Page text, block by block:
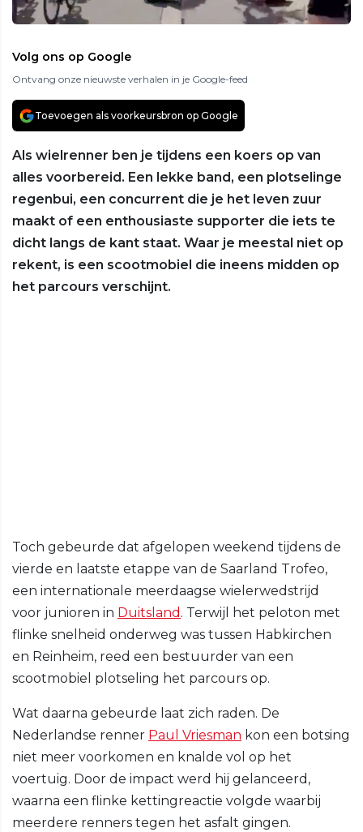
Volg ons op Google
Ontvang onze nieuwste verhalen in je Google-feed
Toevoegen als voorkeursbron op Google
Als wielrenner ben je tijdens een koers op van
alles voorbereid. Een lekke band, een plotselinge
regenbui, een concurrent die je het leven zuur
maakt of een enthousiaste supporter die iets te
dicht langs de kant staat. Waar je meestal niet op
rekent, is een scootmobiel die ineens midden op
het parcours verschijnt.
Toch gebeurde dat afgelopen weekend tijdens de
vierde en laatste etappe van de Saarland Trofeo,
een internationale meerdaagse wielerwedstrijd
voor junioren in Duitsland . Terwijl het peloton met
flinke snelheid onderweg was tussen Habkirchen
en Reinheim, reed een bestuurder van een
scootmobiel plotseling het parcours op.
Wat daarna gebeurde laat zich raden. De
Nederlandse renner Paul Vriesman kon een botsing
niet meer voorkomen en knalde vol op het
voertuig. Door de impact werd hij gelanceerd,
waarna een flinke kettingreactie volgde waarbij
meerdere renners tegen het asfalt gingen.